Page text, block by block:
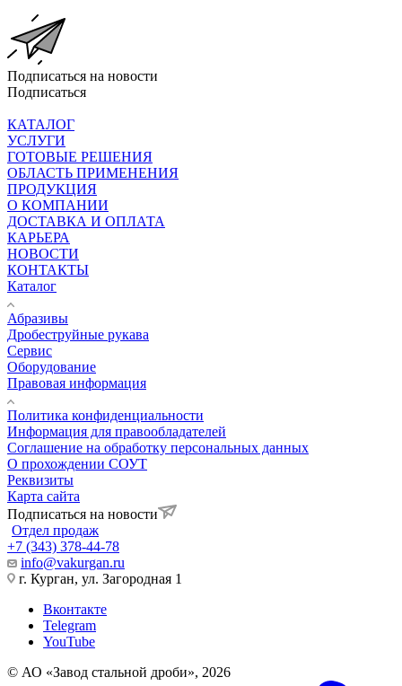
Подписаться на новости
Подписаться
КАТАЛОГ
УСЛУГИ
ГОТОВЫЕ РЕШЕНИЯ
ОБЛАСТЬ ПРИМЕНЕНИЯ
ПРОДУКЦИЯ
О КОМПАНИИ
ДОСТАВКА И ОПЛАТА
КАРЬЕРА
НОВОСТИ
КОНТАКТЫ
Каталог
Абразивы
Дробеструйные рукава
Сервис
Оборудование
Правовая информация
Политика конфиденциальности
Информация для правообладателей
Соглашение на обработку персональных данных
О прохождении СОУТ
Реквизиты
Карта сайта
Подписаться на новости
Отдел продаж
+7 (343) 378-44-78
info@vakurgan.ru
г. Курган, ул. Загородная 1
Вконтакте
Telegram
YouTube
© АО «Завод стальной дроби», 2026